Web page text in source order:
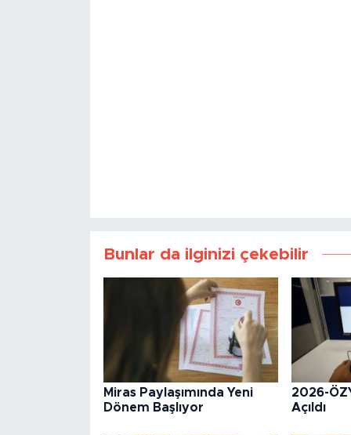
Bunlar da ilginizi çekebilir
Miras Paylaşımında Yeni
Dönem Başlıyor
2026-
Açıldı